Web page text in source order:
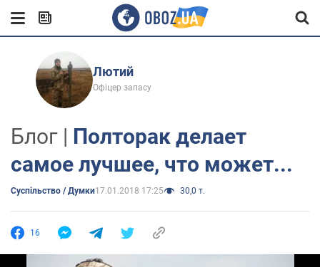
Лютий
Офіцер запасу
Блог | Полторак делает
самое лучшее, что может...
Суспільство / Думки17.01.2018 17:25 30,0 т.
16